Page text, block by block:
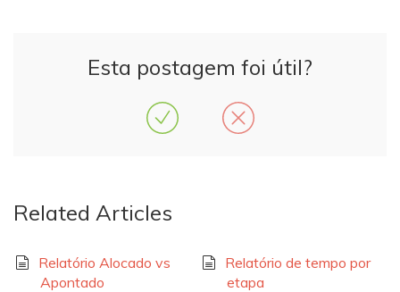
Esta postagem foi útil?
Related Articles
Relatório Alocado vs
Apontado
Relatório de tempo por
etapa